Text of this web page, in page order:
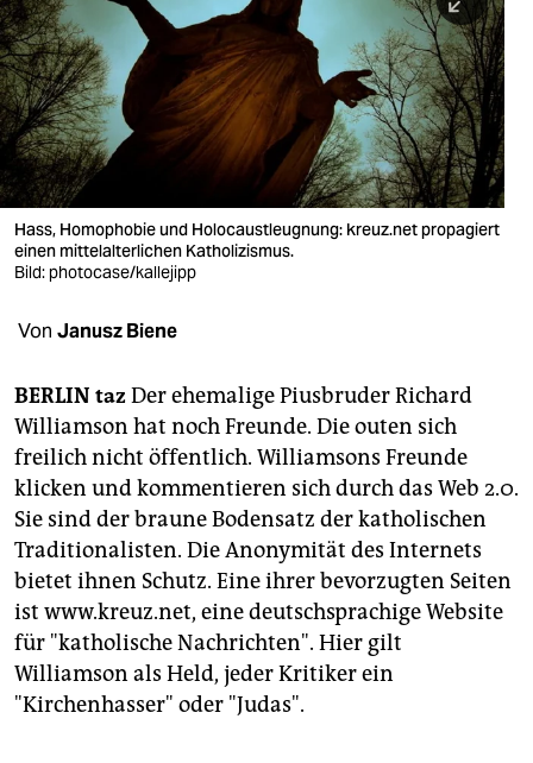
berlin
nord
wahrheit
verlag
verlag
veranstaltungen
unterstützen
abo
genossenschaft
epaper login
Hass, Homophobie und Holocaustleugnung: kreuz.net propagiert
einen mittelalterlichen Katholizismus.
Bild: photocase/kallejipp
Von Janusz Biene
BERLIN taz Der ehemalige Piusbruder Richard
Williamson hat noch Freunde. Die outen sich
freilich nicht öffentlich. Williamsons Freunde
klicken und kommentieren sich durch das Web 2.0.
Sie sind der braune Bodensatz der katholischen
Traditionalisten. Die Anonymität des Internets
bietet ihnen Schutz. Eine ihrer bevorzugten Seiten
ist www.kreuz.net, eine deutschsprachige Website
für "katholische Nachrichten". Hier gilt
Williamson als Held, jeder Kritiker ein
"Kirchenhasser" oder "Judas".